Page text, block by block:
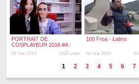
PORTRAIT DE
COSPLAYEUR 2016 #4 :
Patricia et Alex cosplay
09 mai 2016 1620 vues
100 Froa - Latino
04 mai 2016
1 2 3 4 5 6 7